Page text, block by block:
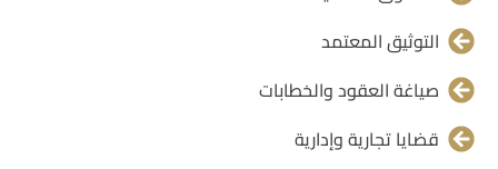
التوثيق المعتمد
صياغة العقود والخطابات
قضايا تجارية وإدارية